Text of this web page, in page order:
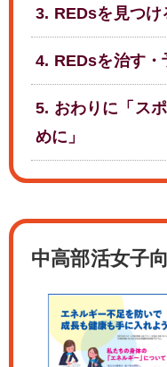
3. REDsを見つけ
4. REDsを治す・
5. おわりに「ス
めに」
中高部活女子